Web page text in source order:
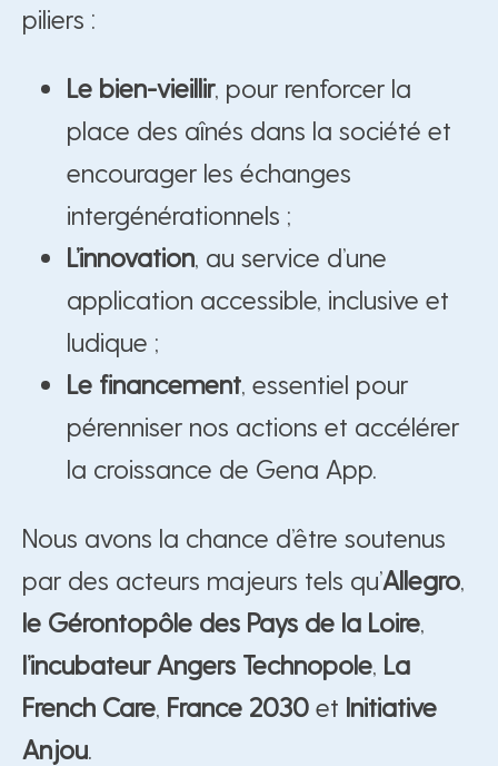
piliers :
Le bien-vieillir, pour renforcer la
place des aînés dans la société et
encourager les échanges
intergénérationnels ;
L’innovation, au service d’une
application accessible, inclusive et
ludique ;
Le financement, essentiel pour
pérenniser nos actions et accélérer
la croissance de Gena App.
Nous avons la chance d’être soutenus
par des acteurs majeurs tels qu’Allegro,
le Gérontopôle des Pays de la Loire,
l’incubateur Angers Technopole, La
French Care, France 2030 et Initiative
Anjou.